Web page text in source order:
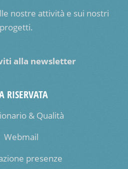
nostre attività e sui nostri
progetti.
alla newsletter
RISERVATA
& Qualità
Webmail
presenze